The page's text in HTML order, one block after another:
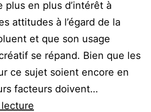
plus en plus d’intérêt à
attitudes à l’égard de la
et que son usage
se répand. Bien que les
ce sujet soient encore en
facteurs doivent…